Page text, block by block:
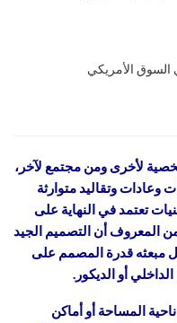
الأمريكي
لأخرى ومن مجتمع لآخر،
وتقاليد متوارثة
تعتمد في النهاية على
المعروف أن التصميم الجيد
مبعثه قدرة المصمم على
أو الديكور.
المساحة أو أماكن